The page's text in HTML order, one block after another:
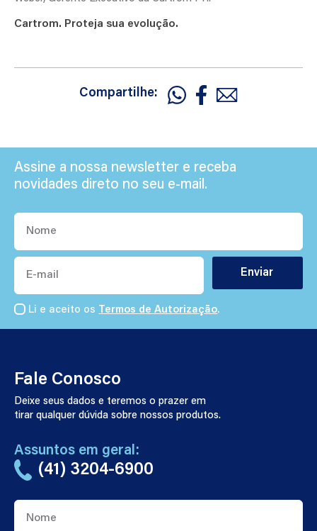
Cartrom. Proteja sua evolução.
Compartilhe:
Assine a nossa newsletter e receba
novidades direto no seu e-mail.
Nome
E-
mail
Enviar
Li e aceito os Termos de Autorização.
Fale Conosco
Deixe seus dados e teremos o prazer em
tirar qualquer dúvida sobre nossos produtos.
Assuntos em geral:
(41) 3204-6900
Nome